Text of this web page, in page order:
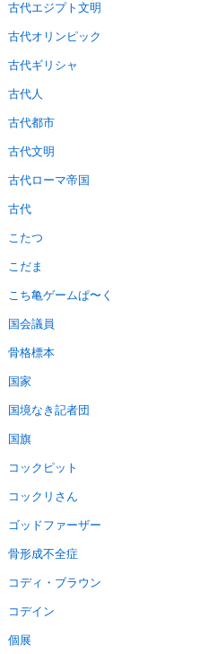
古代エジプト文明
古代オリンピック
古代ギリシャ
古代人
古代都市
古代文明
古代ローマ帝国
古代
こたつ
こだま
こち亀ゲームぱ〜く
国会議員
骨格標本
国家
国境なき記者団
国旗
コックピット
コックリさん
ゴッドファーザー
骨形成不全症
コディ・ブラウン
コデイン
個展